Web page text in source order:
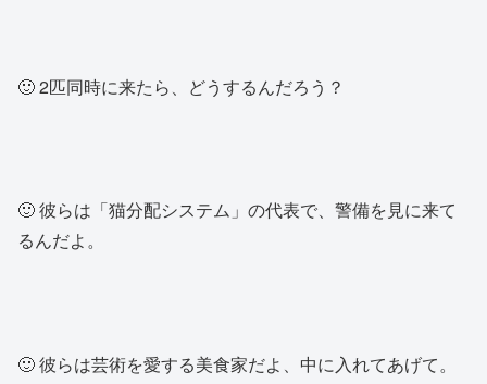
🙂 2匹同時に来たら、どうするんだろう？
🙂 彼らは「猫分配システム」の代表で、警備を見に来て
るんだよ。
🙂 彼らは芸術を愛する美食家だよ、中に入れてあげて。